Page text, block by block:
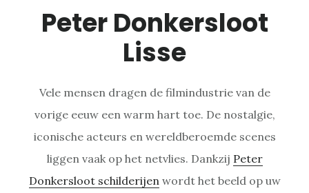
Peter Donkersloot
Lisse
Vele mensen dragen de filmindustrie van de
vorige eeuw een warm hart toe. De nostalgie,
iconische acteurs en wereldberoemde scenes
liggen vaak op het netvlies. Dankzij Peter
Donkersloot schilderijen wordt het beeld op uw